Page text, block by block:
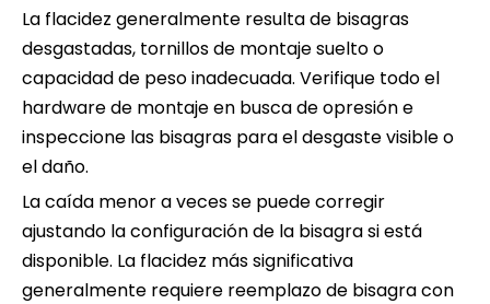
La flacidez generalmente resulta de bisagras
desgastadas, tornillos de montaje suelto o
capacidad de peso inadecuada. Verifique todo el
hardware de montaje en busca de opresión e
inspeccione las bisagras para el desgaste visible o
el daño.
La caída menor a veces se puede corregir
ajustando la configuración de la bisagra si está
disponible. La flacidez más significativa
generalmente requiere reemplazo de bisagra con